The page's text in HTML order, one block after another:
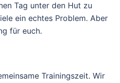
Tag unter den Hut zu
ein echtes Problem. Aber
für euch.
Trainingszeit. Wir